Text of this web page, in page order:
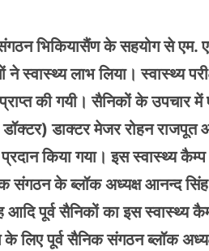
भिकियासैंण के सहयोग से एम.
स्वास्थ्य लाभ लिया। स्वास्थ्य
की गयी। सैनिकों के उपचार
डॉक्टर) डाक्टर मेजर रोहन राजपूत
किया गया। इस स्वास्थ्य
संगठन के ब्लॉक अध्यक्ष आनन्द
आदि पूर्व सैनिकों का इस स्वास्थ्य
लिए पूर्व सैनिक संगठन ब्लॉक